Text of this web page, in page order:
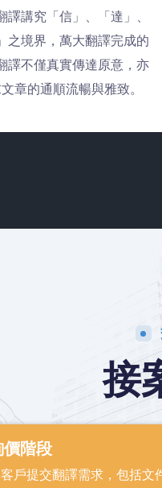
譯講究「信」、「達」、
之境界，萬大翻譯完成的
譯不僅真實傳達原意，亦
章的通順流暢與雅致。
接
階段
戶提交翻譯需求，包括文